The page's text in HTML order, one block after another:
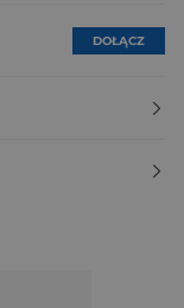
DOŁĄCZ